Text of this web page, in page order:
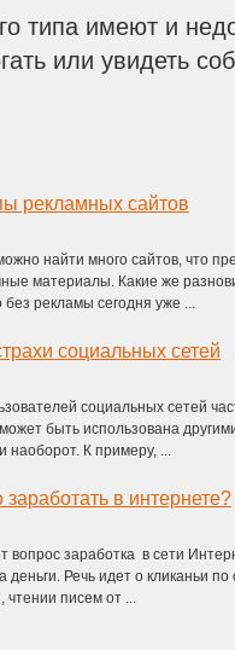
типа имеют и
или увидеть
рекламных сайтов
найти много сайтов, что
материалы. Какие же
без рекламы сегодня уже ...
социальных сетей
социальных сетей
быть использована
наоборот. К примеру, ...
в интернете?
вопрос заработка в сети
деньги. Речь идет о кликаньи
чтении писем от ...